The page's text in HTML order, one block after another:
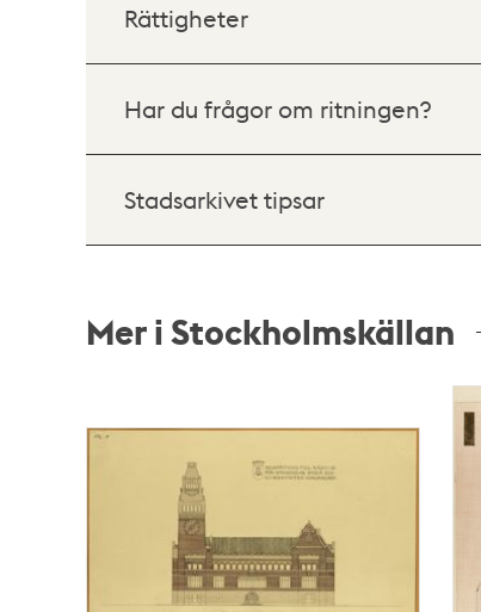
Rättigheter
Har du frågor om ritningen?
Stadsarkivet tipsar
Mer i Stockholmskällan
poster